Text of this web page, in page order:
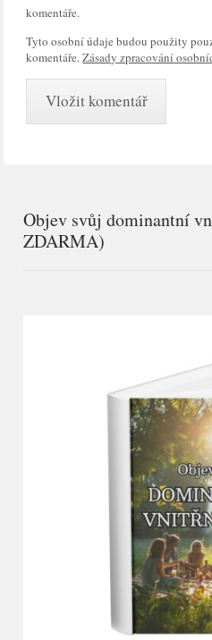
komentáře.
Tyto osobní údaje budou použity
komentáře.Zásady zpracování
Objev svůj dominantní
ZDARMA)